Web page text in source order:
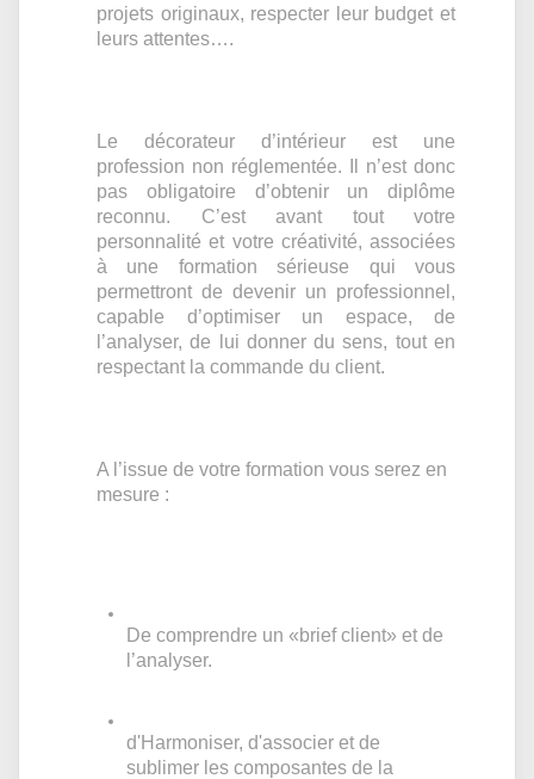
projets originaux, respecter leur budget et
leurs attentes….
Le décorateur d’intérieur est une
profession non réglementée. Il n’est donc
pas obligatoire d’obtenir un diplôme
reconnu. C’est avant tout votre
personnalité et votre créativité, associées
à une formation sérieuse qui vous
permettront de devenir un professionnel,
capable d’optimiser un espace, de
l’analyser, de lui donner du sens, tout en
respectant la commande du client.
A l’issue de votre formation vous serez en
mesure :
De comprendre un «brief client» et de
l’analyser.
d'Harmoniser, d'associer et de
sublimer les composantes de la